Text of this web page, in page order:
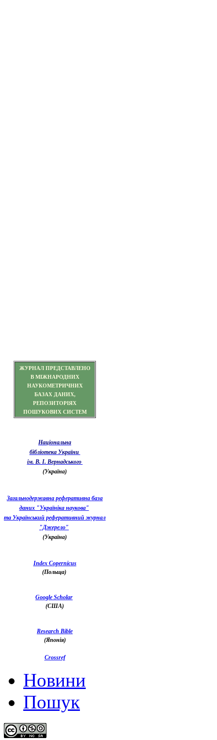
ЖУРНАЛ ПРЕДСТАВЛЕНО
В МІЖНАРОДНИХ
НАУКОМЕТРИЧНИХ
БАЗАХ ДАНИХ,
РЕПОЗИТОРІЯХ
ПОШУКОВИХ СИСТЕМ
Національна
бібліотека України
ім. В. І. Вернадського
(Україна)
Загальнодержавна реферативна база
даних "Україніка наукова"
та Український реферативний журнал
"Джерело"
(Україна)
Index Copernicus
(Польща)
Google Scholar
(США)
Research Bible
(Японія)
Crossref
Новини
Пошук